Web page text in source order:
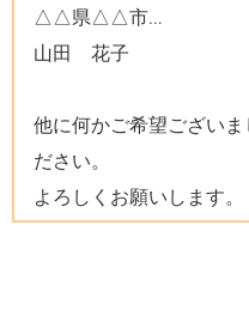
△△県△△市…
山田 花子
他に何かご希望ございま
ださい。
よろしくお願いします。